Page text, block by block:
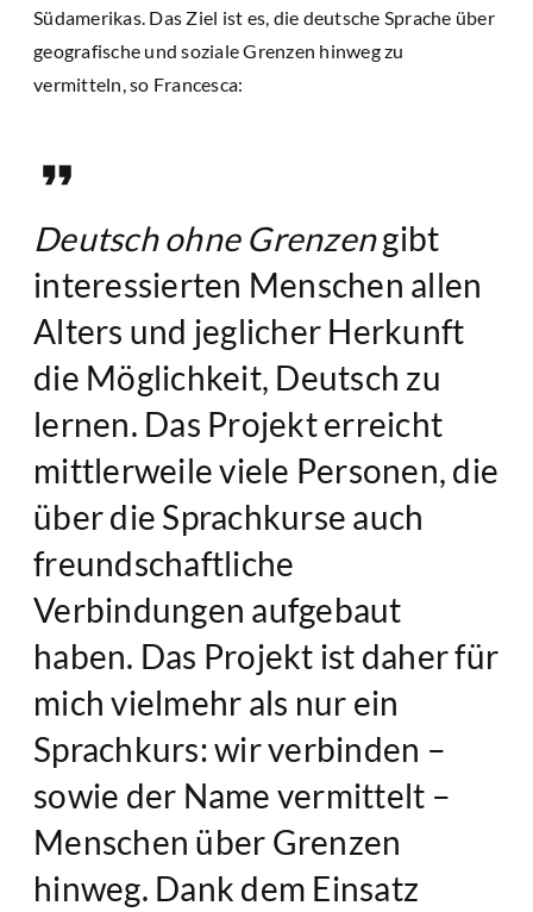
Südamerikas. Das Ziel ist es, die deutsche Sprache über
geografische und soziale Grenzen hinweg zu
vermitteln, so Francesca:
Deutsch ohne Grenzengibt
interessierten Menschen allen
Alters und jeglicher Herkunft
die Möglichkeit, Deutsch zu
lernen. Das Projekt erreicht
mittlerweile viele Personen, die
über die Sprachkurse auch
freundschaftliche
Verbindungen aufgebaut
haben. Das Projekt ist daher für
mich vielmehr als nur ein
Sprachkurs: wir verbinden –
sowie der Name vermittelt –
Menschen über Grenzen
hinweg. Dank dem Einsatz